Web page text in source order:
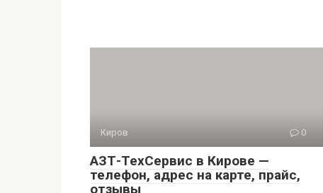
Киров 0
АЗТ-ТехСервис в Кирове —
телефон, адрес на карте, прайс,
отзывы